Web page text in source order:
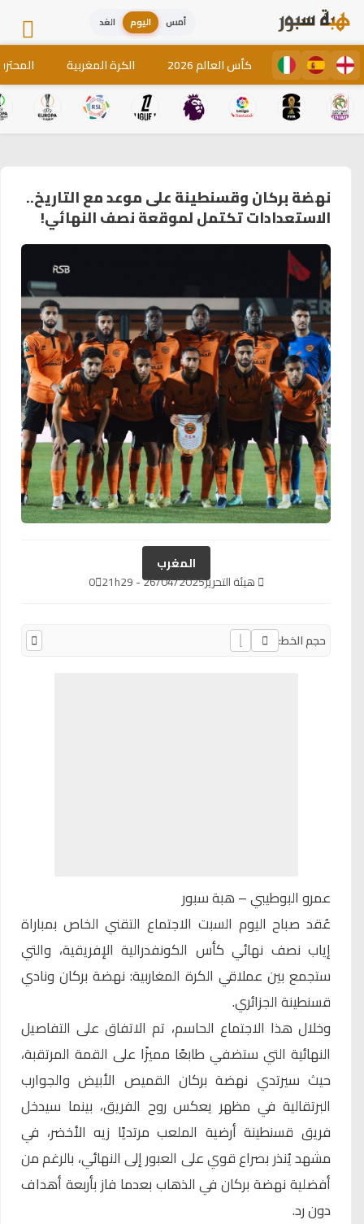
أمس اليوم الغد
كأس العالم 2026 الكرة المغربية
نهضة بركان وقسنطينة على موعد مع التاريخ..
الاستعدادات تكتمل لموقعة نصف النهائي!
المغرب
هيئة التحرير26/04/2025 - 21h29
0
حجم الخط:
عمرو البوطيبي – هبة سبور
عُقد صباح اليوم السبت الاجتماع التقني الخاص بمباراة
إياب نصف نهائي كأس الكونفدرالية الإفريقية، والتي
ستجمع بين عملاقي الكرة المغاربية: نهضة بركان ونادي
قسنطينة الجزائري.
وخلال هذا الاجتماع الحاسم، تم الاتفاق على التفاصيل
النهائية التي ستضفي طابعًا مميزًا على القمة المرتقبة،
حيث سيرتدي نهضة بركان القميص الأبيض والجوارب
البرتقالية في مظهر يعكس روح الفريق، بينما سيدخل
فريق قسنطينة أرضية الملعب مرتديًا زيه الأخضر، في
مشهد يُنذر بصراع قوي على العبور إلى النهائي، بالرغم من
أفضلية نهضة بركان في الذهاب بعدما فاز بأربعة أهداف
دون رد.